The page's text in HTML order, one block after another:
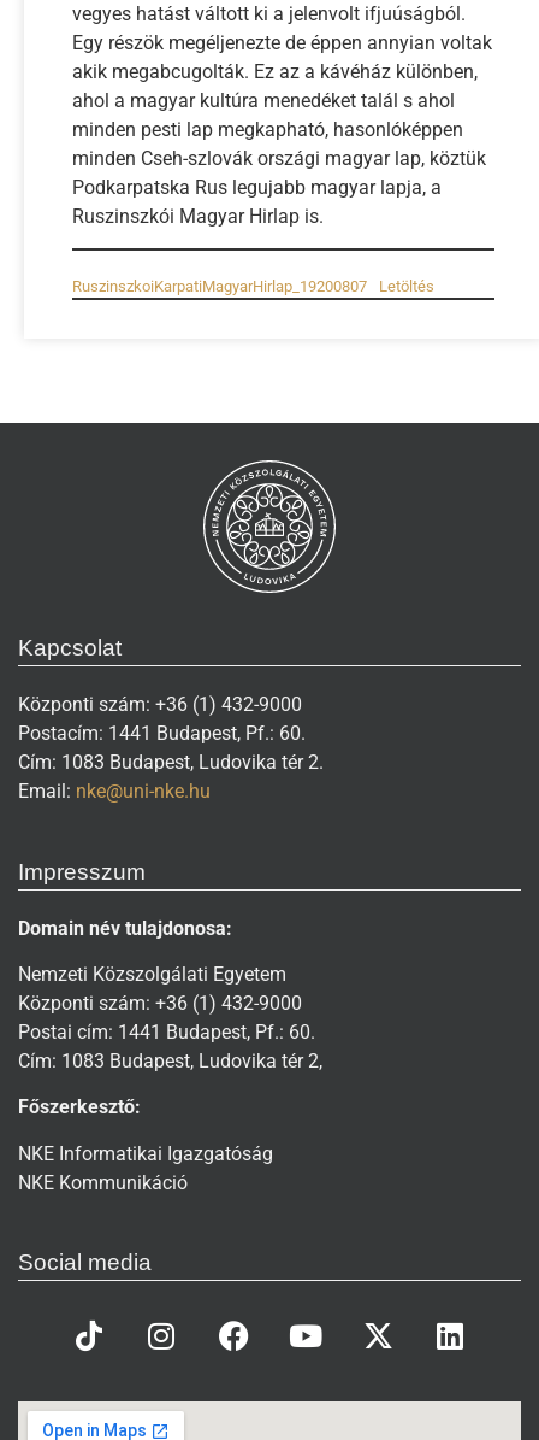
vegyes hatást váltott ki a jelenvolt ifjuúságból.
Egy részök megéljenezte de éppen annyian voltak
akik megabcugolták. Ez az a kávéház különben,
ahol a magyar kultúra menedéket talál s ahol
minden pesti lap megkapható, hasonlóképpen
minden Cseh-szlovák országi magyar lap, köztük
Podkarpatska Rus legujabb magyar lapja, a
Ruszinszkói Magyar Hirlap is.
RuszinszkoiKarpatiMagyarHirlap_19200807 Letöltés
Kapcsolat
Központi szám: +36 (1) 432-9000
Postacím: 1441 Budapest, Pf.: 60.
Cím: 1083 Budapest, Ludovika tér 2.
Email: nke@uni-nke.hu
Impresszum
Domain név tulajdonosa:
Nemzeti Közszolgálati Egyetem
Központi szám: +36 (1) 432-9000
Postai cím: 1441 Budapest, Pf.: 60.
Cím: 1083 Budapest, Ludovika tér 2,
Főszerkesztő:
NKE Informatikai Igazgatóság
NKE Kommunikáció
Social media